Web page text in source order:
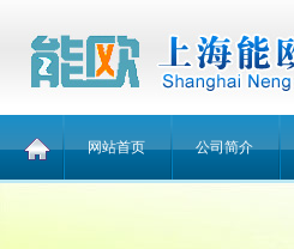
网站首页 公司简介